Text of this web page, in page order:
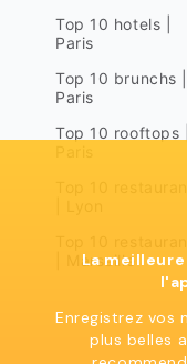
Top 10 hotels |
Paris
Top 10 brunchs |
Paris
Top 10 rooftops |
| Marseille
La
Enregistrez vos
plus belles